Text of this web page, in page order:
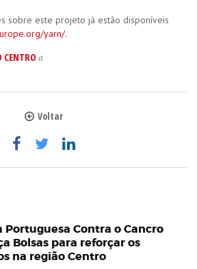
sobre este projeto já estão disponíveis
yarn/.
CENTRO a
Voltar
Portuguesa Contra o Cancro
Bolsas para reforçar os
na região Centro